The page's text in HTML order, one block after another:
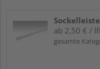
ab 2,50 € /
gesamte